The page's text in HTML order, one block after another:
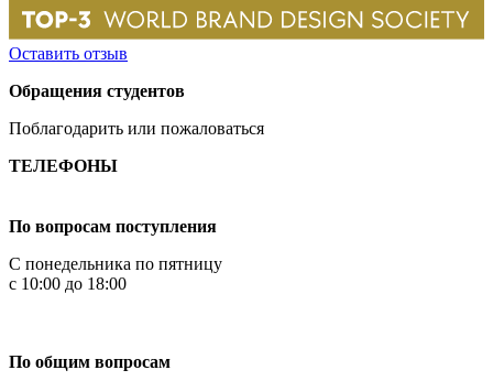
Оставить отзыв
Обращения студентов
Поблагодарить или пожаловаться
ТЕЛЕФОНЫ
По вопросам поступления
С понедельника по пятницу
с 10:00 до 18:00
По общим вопросам